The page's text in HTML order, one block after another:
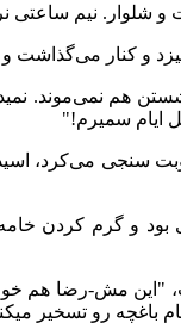
شلوار. نیم
و کنار می‌‌گذاشت
هم نمی‌‌موند.
ایام سمیرم!"
سنجی می‌‌کرد،
بود و گرم کردن
"این مش-رضا
باغچه رو تسخیر